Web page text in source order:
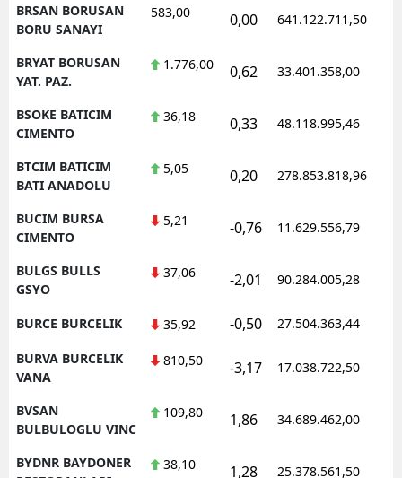
BRSAN BORUSAN
BORU SANAYI
583,00 0,00 641.122.711,50
BRYAT BORUSAN
YAT. PAZ.
1.776,00 0,62 33.401.358,00
BSOKE BATICIM
CIMENTO
36,18 0,33 48.118.995,46
BTCIM BATICIM
BATI ANADOLU
5,05 0,20 278.853.818,96
BUCIM BURSA
CIMENTO
5,21 -0,76 11.629.556,79
BULGS BULLS
GSYO
37,06 -2,01 90.284.005,28
BURCE BURCELIK 35,92 -0,50 27.504.363,44
BURVA BURCELIK
VANA
810,50 -3,17 17.038.722,50
BVSAN
BULBULOGLU VINC
109,80 1,86 34.689.462,00
BYDNR BAYDONER
38,10 1,28 25.378.561,50